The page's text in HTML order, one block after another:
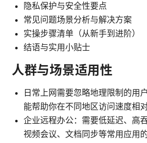
隐私保护与安全性要点
常见问题场景分析与解决方案
实操步骤清单（从新手到进阶）
结语与实用小贴士
人群与场景适用性
日常上网需要忽略地理限制的用
能帮助你在不同地区访问速度相
企业远程办公：需要低延迟、高
视频会议、文档同步等常用应用的